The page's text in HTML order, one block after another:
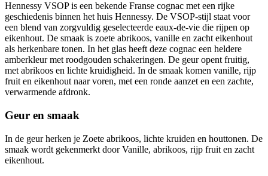
Hennessy VSOP is een bekende Franse cognac met een rijke
geschiedenis binnen het huis Hennessy. De VSOP-stijl staat voor
een blend van zorgvuldig geselecteerde eaux-de-vie die rijpen op
eikenhout. De smaak is zoete abrikoos, vanille en zacht eikenhout
als herkenbare tonen. In het glas heeft deze cognac een heldere
amberkleur met roodgouden schakeringen. De geur opent fruitig,
met abrikoos en lichte kruidigheid. In de smaak komen vanille, rijp
fruit en eikenhout naar voren, met een ronde aanzet en een zachte,
verwarmende afdronk.
Geur en smaak
In de geur herken je Zoete abrikoos, lichte kruiden en houttonen. De
smaak wordt gekenmerkt door Vanille, abrikoos, rijp fruit en zacht
eikenhout.